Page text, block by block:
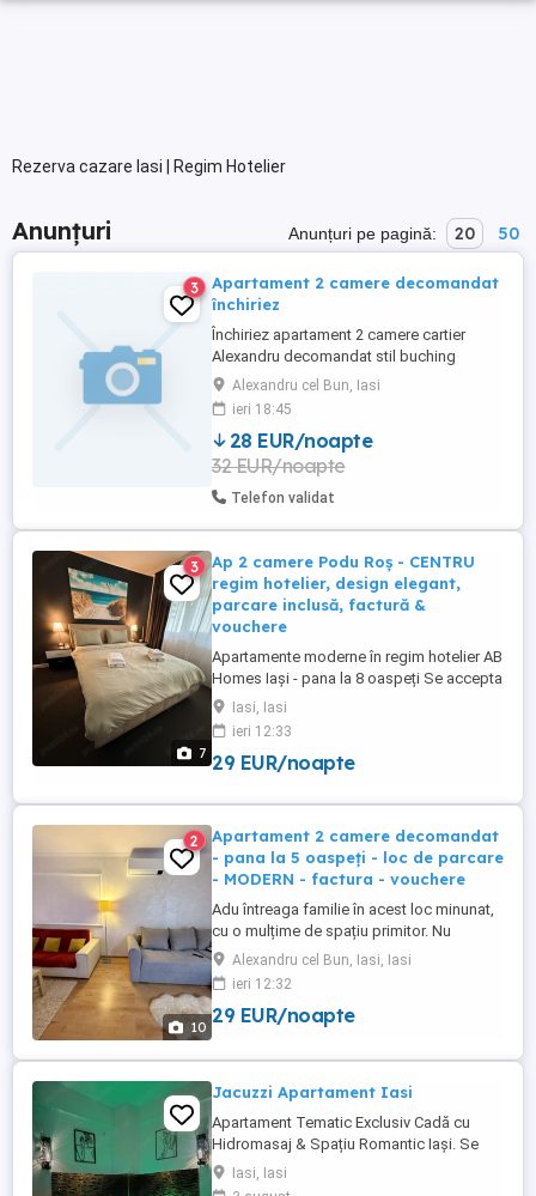
Rezerva cazare Iasi | Regim Hotelier
Anunțuri Anunțuri pe pagină: 20 50
3
Apartament 2 camere decomandat
închiriez
Închiriez apartament 2 camere cartier
Alexandru decomandat stil buching
Alexandru cel Bun, Iasi
ieri 18:45
28 EUR/noapte
32 EUR/noapte
Telefon validat
7
3
Ap 2 camere Podu Roș - CENTRU
regim hotelier, design elegant,
parcare inclusă, factură &
vouchere
Apartamente moderne în regim hotelier AB
Homes Iași - pana la 8 oaspeți Se accepta
plata cu vochere de vacanță - se oferă
factura whatsapp: zero șapte patru noua
cinci cinci opt șapte zero cinci Descoperă
confortul de acasă în apartamentele AB
zone din Iași Palas, ...
Iasi, Iasi
ieri 12:33
29 EUR/noapte
10
2
Apartament 2 camere decomandat
- pana la 5 oaspeți - loc de parcare
- MODERN - factura - vouchere
Adu întreaga familie în acest loc minunat,
cu o mulțime de spațiu primitor. Nu
Raspundem in timp util aici? Sau ai mai
multe întrebări? HAI pe #abhomesiasi si
ajutam acolo cât de repede! Apartament
cu 2 camere by AB HOMES IASI, situat în
orasului. Spațiu modern, ...
Alexandru cel Bun, Iasi, Iasi
ieri 12:32
29 EUR/noapte
Jacuzzi Apartament Iasi
Apartament Tematic Exclusiv Cadă cu
Hidromasaj & Spațiu Romantic Iași. Se
închiriază cum apare in poze. 2 Camere cu
tematică speciala. Spațiu romantic pentru
Iasi, Iasi